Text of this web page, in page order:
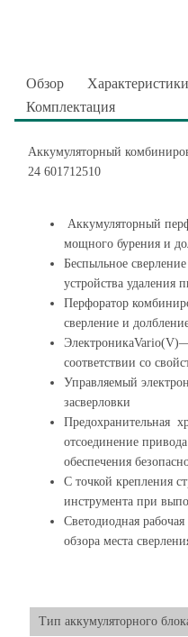
Обзор Характеристики
Комплектация
Аккумуляторный
24 601712510
Аккумуляторный
мощного бурения и
Беспыльное
устройства удаления
Перфоратор
сверление и
соответствии со
Управляемый
засверловки
Предохранительная
отсоединение
обеспечения
С точкой крепления
инструмента при
Светодиодная
обзора места
Тип аккумуляторного